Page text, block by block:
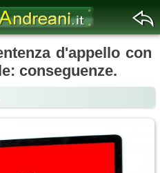
d'appello con
conseguenze.